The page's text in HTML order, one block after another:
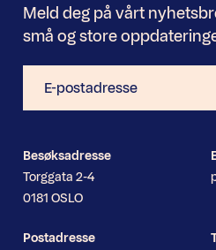
Meld deg på vårt
små og store
postadresse
Besøksadresse
Torggata 2-4
0181 OSLO
Postadresse